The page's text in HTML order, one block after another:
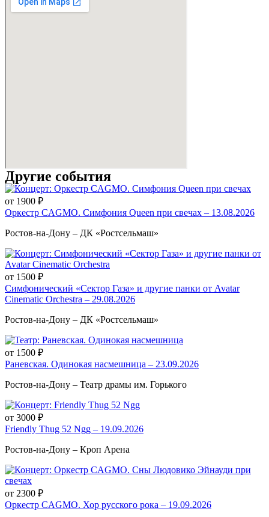
Другие события
от 1900 ₽
Оркестр CAGMO. Симфония Queen при свечах – 13.08.2026
Ростов-на-Дону – ДК «Ростсельмаш»
от 1500 ₽
Симфонический «Сектор Газа» и другие панки от Avatar
Cinematic Orchestra – 29.08.2026
Ростов-на-Дону – ДК «Ростсельмаш»
от 1500 ₽
Раневская. Одинокая насмешница – 23.09.2026
Ростов-на-Дону – Театр драмы им. Горького
от 3000 ₽
Friendly Thug 52 Ngg – 19.09.2026
Ростов-на-Дону – Кроп Арена
от 2300 ₽
Оркестр CAGMO. Хор русского рока – 19.09.2026